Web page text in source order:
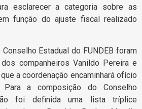
esclarecer a categoria sobre as
função do ajuste fiscal realizado
Estadual do FUNDEB foram
companheiros Vanildo Pereira e
a coordenação encaminhará ofício
Para a composição do Conselho
foi definida uma lista tríplice